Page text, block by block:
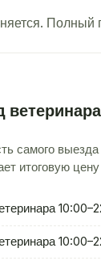
самого
итоговую